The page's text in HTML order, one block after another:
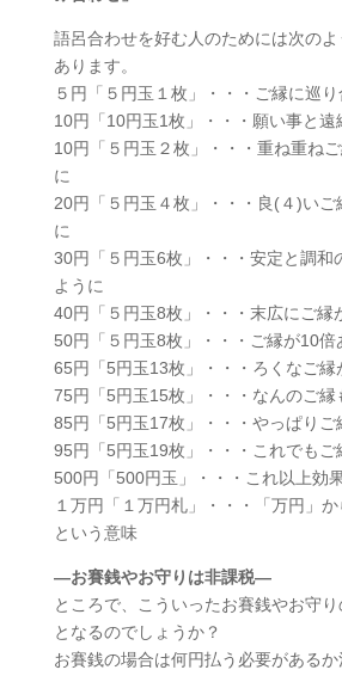
語呂合わせを好む人のためには次の
あります。
５円「５円玉１枚」・・・ご縁に巡
10円「10円玉1枚」・・・願い事と遠
10円「５円玉２枚」・・・重ね重ね
に
20円「５円玉４枚」・・・良(４)いご
に
30円「５円玉6枚」・・・安定と調和
ように
40円「５円玉8枚」・・・末広にご縁
50円「５円玉8枚」・・・ご縁が10倍
65円「5円玉13枚」・・・ろくなご縁
75円「5円玉15枚」・・・なんのご縁
85円「5円玉17枚」・・・やっぱりご
95円「5円玉19枚」・・・これでもご
500円「500円玉」・・・これ以上効
１万円「１万円札」・・・「万円」か
という意味
―お賽銭やお守りは非課税―
ところで、こういったお賽銭やお守
となるのでしょうか？
お賽銭の場合は何円払う必要がある